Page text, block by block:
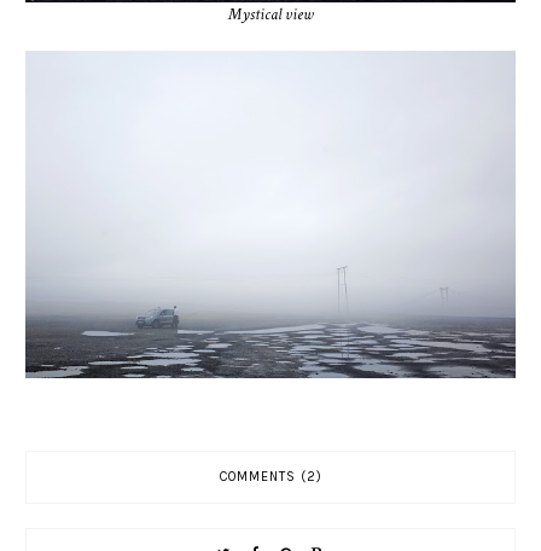
Mystical view
COMMENTS (2)